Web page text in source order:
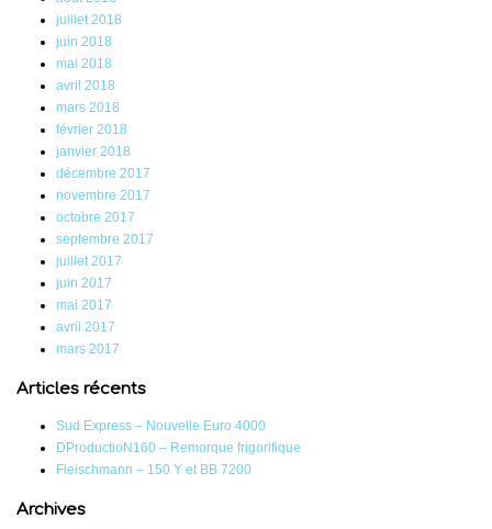
juillet 2018
juin 2018
mai 2018
avril 2018
mars 2018
février 2018
janvier 2018
décembre 2017
novembre 2017
octobre 2017
septembre 2017
juillet 2017
juin 2017
mai 2017
avril 2017
mars 2017
Articles récents
Sud Express – Nouvelle Euro 4000
DProductioN160 – Remorque frigorifique
Fleischmann – 150 Y et BB 7200
Archives